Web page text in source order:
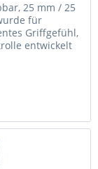
25 mm / 25
für
Griffgefühl,
entwickelt